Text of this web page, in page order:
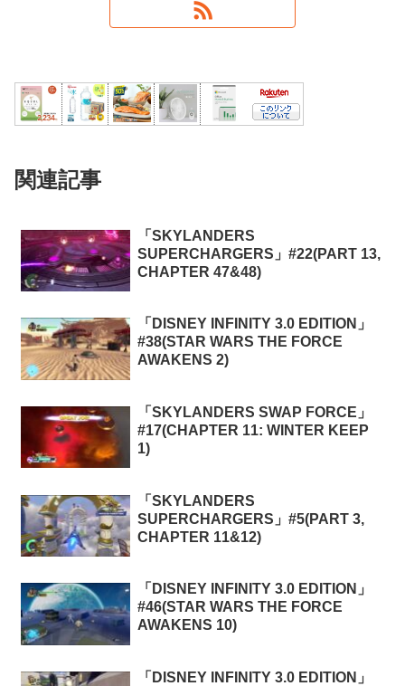
関連記事
「SKYLANDERS
SUPERCHARGERS」#22(PART 13,
CHAPTER 47&48)
「DISNEY INFINITY 3.0 EDITION」
#38(STAR WARS THE FORCE
AWAKENS 2)
「SKYLANDERS SWAP FORCE」
#17(CHAPTER 11: WINTER KEEP
1)
「SKYLANDERS
SUPERCHARGERS」#5(PART 3,
CHAPTER 11&12)
「DISNEY INFINITY 3.0 EDITION」
#46(STAR WARS THE FORCE
AWAKENS 10)
「DISNEY INFINITY 3.0 EDITION」